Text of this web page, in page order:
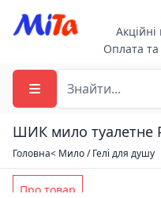
Акційні
Оплата та
ШИК мило туалетне
Головна< Мило / Гелі для душу
Про товар